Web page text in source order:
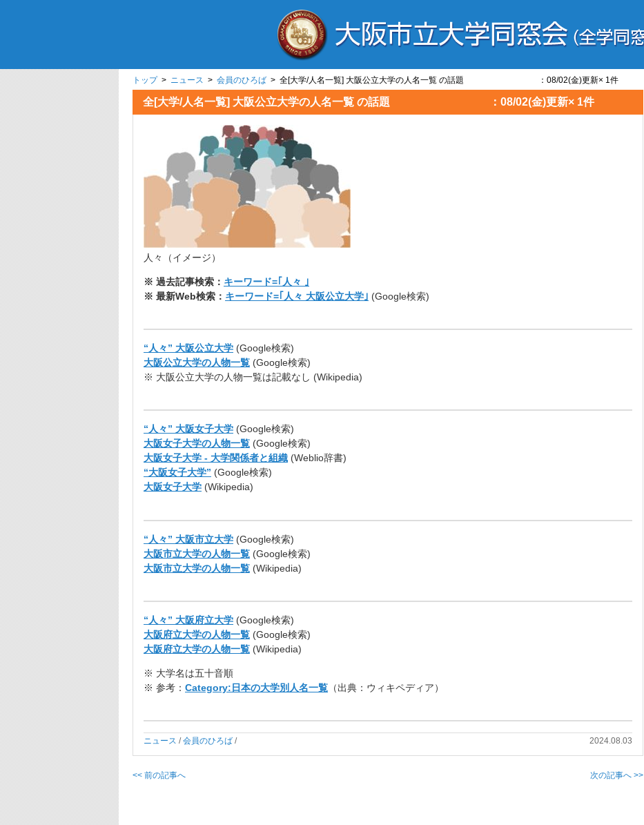
トップ> ニュース > 会員のひろば > 全[大学/人名一覧] 大阪公立大学の人名一覧 の話題 ：08/02(金)更新× 1件
全[大学/人名一覧] 大阪公立大学の人名一覧 の話題 ：08/02(金)更新× 1件
人々（イメージ）
※ 過去記事検索： キーワード=｢人々 ｣
※ 最新Web検索： キーワード=｢人々 大阪公立大学｣ (Google検索)
“人々” 大阪公立大学 (Google検索)
大阪公立大学の人物一覧 (Google検索)
※ 大阪公立大学の人物一覧は記載なし (Wikipedia)
“人々” 大阪女子大学 (Google検索)
大阪女子大学の人物一覧 (Google検索)
大阪女子大学 - 大学関係者と組織 (Weblio辞書)
“大阪女子大学” (Google検索)
大阪女子大学 (Wikipedia)
“人々” 大阪市立大学 (Google検索)
大阪市立大学の人物一覧 (Google検索)
大阪市立大学の人物一覧 (Wikipedia)
“人々” 大阪府立大学 (Google検索)
大阪府立大学の人物一覧 (Google検索)
大阪府立大学の人物一覧 (Wikipedia)
※ 大学名は五十音順
※ 参考： Category: 日本の大学別人名一覧 （出典：ウィキペディア）
ニュース /会員のひろば / 2024.08.03
<< 前の記事へ 次の記事へ >>